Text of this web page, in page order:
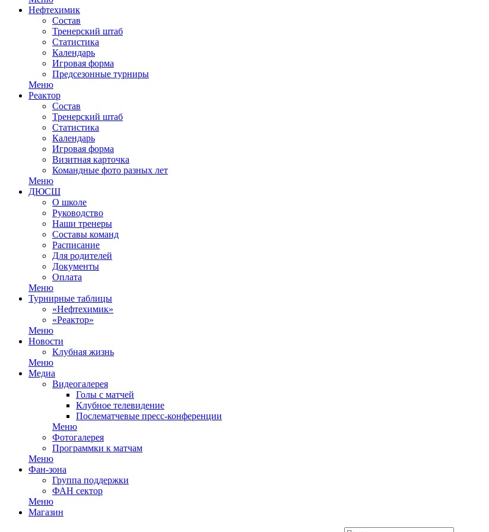
Нефтехимик
Состав
Тренерский штаб
Статистика
Календарь
Игровая форма
Предсезонные турниры
Меню
Реактор
Состав
Тренерский штаб
Статистика
Календарь
Игровая форма
Визитная карточка
Командные фото разных лет
Меню
ДЮСШ
О школе
Руководство
Наши тренеры
Составы команд
Расписание
Для родителей
Документы
Оплата
Меню
Турнирные таблицы
«Нефтехимик»
«Реактор»
Меню
Новости
Клубная жизнь
Меню
Медиа
Видеогалерея
Голы с матчей
Клубное телевидение
Послематчевые пресс-конференции
Меню
Фотогалерея
Программки к матчам
Меню
Фан-зона
Группа поддержки
ФАН сектор
Меню
Магазин